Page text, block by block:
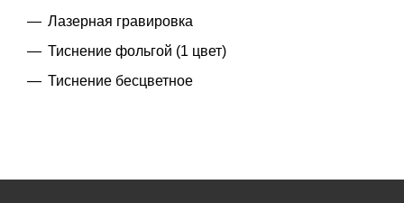
Лазерная гравировка
Тиснение фольгой (1 цвет)
Тиснение бесцветное